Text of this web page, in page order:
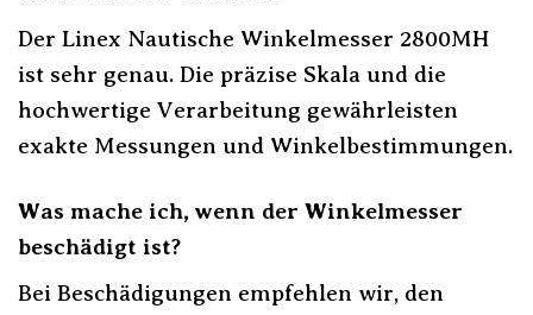
Der Linex Nautische Winkelmesser 2800MH
ist sehr genau. Die präzise Skala und die
hochwertige Verarbeitung gewährleisten
exakte Messungen und Winkelbestimmungen.
Was mache ich, wenn der Winkelmesser
beschädigt ist?
Bei Beschädigungen empfehlen wir, den